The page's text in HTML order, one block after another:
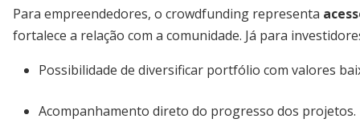
Para empreendedores, o crowdfunding representa
fortalece a relação com a comunidade. Já para
Possibilidade de diversificar portfólio com valores
Acompanhamento direto do progresso dos projetos.